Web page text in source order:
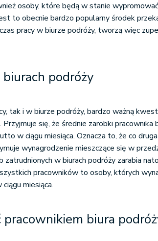
osoby, które będą w stanie
to obecnie bardzo popularny środek
pracy w biurze podróży, tworzą więc
podróży
tak i w biurze podróży, bardzo ważną
. Przyjmuje się, że średnie zarobki pracownika
w ciągu miesiąca. Oznacza to, że co
wynagrodzenie mieszczące się w
zatrudnionych w biurach podróży zarabia
pracowników to osoby, których
miesiąca.
pracownikiem biura